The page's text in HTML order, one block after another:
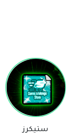
ستيكرزمساعد Comic & Manga Store